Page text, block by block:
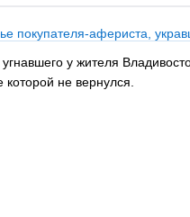
покупателя-афериста,
у жителя
не вернулся.